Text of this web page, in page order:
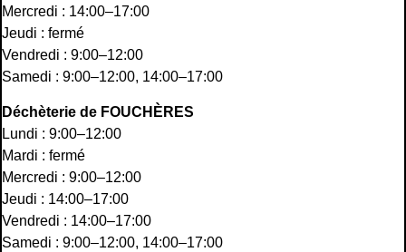
Mercredi : 14:00–17:00
Jeudi : fermé
Vendredi : 9:00–12:00
Samedi : 9:00–12:00, 14:00–17:00
Déchèterie de FOUCHÈRES
Lundi : 9:00–12:00
Mardi : fermé
Mercredi : 9:00–12:00
Jeudi : 14:00–17:00
Vendredi : 14:00–17:00
Samedi : 9:00–12:00, 14:00–17:00